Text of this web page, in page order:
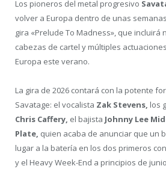
Los pioneros del metal progresivo
volver a Europa dentro de unas
gira «Prelude To Madness», que incluirá
cabezas de cartel y múltiples
Europa este verano.
La gira de 2026 contará con la potente
Savatage: el vocalista Zak Stevens, los
Chris Caffery, el bajista Johnny Lee
Plate, quien acaba de anunciar que un
lugar a la batería en los dos primeros
y el Heavy Week-End a principios de